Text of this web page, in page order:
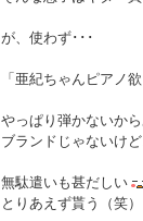
が、使わず･･･
「亜紀ちゃんピアノ
やっぱり弾かないか
ブランドじゃないけ
無駄遣いも甚だしい
とりあえず貰う（笑）